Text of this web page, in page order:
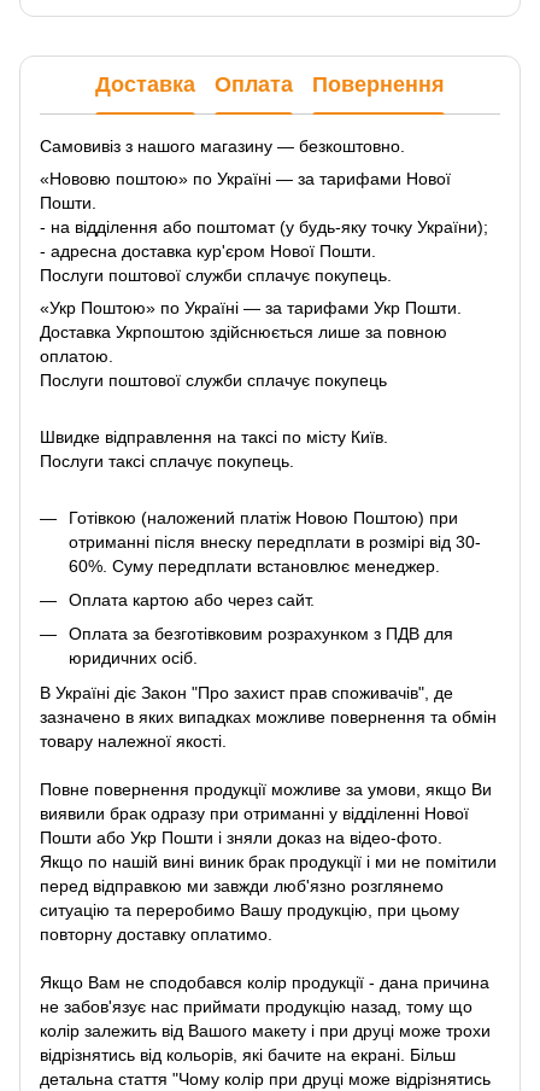
Доставка Оплата Повернення
Самовивіз з нашого магазину — безкоштовно.
«Нововю поштою» по Україні — за тарифами Нової
Пошти.
- на відділення або поштомат (у будь-яку точку України);
- адресна доставка кур'єром Нової Пошти.
Послуги поштової служби сплачує покупець.
«Укр Поштою» по Україні — за тарифами Укр Пошти.
Доставка Укрпоштою здійснюється лише за повною
оплатою.
Послуги поштової служби сплачує покупець
Швидке відправлення на таксі по місту Київ.
Послуги таксі сплачує покупець.
Готівкою (наложений платіж Новою Поштою) при
отриманні після внеску передплати в розмірі від 30-
60%. Суму передплати встановлює менеджер.
Оплата картою або через сайт.
Оплата за безготівковим розрахунком з ПДВ для
юридичних осіб.
В Україні діє Закон "Про захист прав споживачів" , де
зазначено в яких випадках можливе повернення та обмін
товару належної якості.
Повне повернення продукції можливе за умови, якщо Ви
виявили брак одразу при отриманні у відділенні Нової
Пошти або Укр Пошти і зняли доказ на відео-фото.
Якщо по нашій вині виник брак продукції і ми не помітили
перед відправкою ми завжди люб'язно розглянемо
ситуацію та переробимо Вашу продукцію, при цьому
повторну доставку оплатимо.
Якщо Вам не сподобався колір продукції - дана причина
не забов'язує нас приймати продукцію назад, тому що
колір залежить від Вашого макету і при друці може трохи
відрізнятись від кольорів, які бачите на екрані. Більш
детальна стаття "Чому колір при друці може відрізнятись